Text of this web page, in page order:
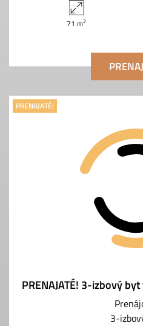
71 m2
PRENAJATÉ!
PRENAJATÉ! 3-izbový
3-